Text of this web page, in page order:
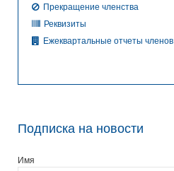
Прекращение членства
Реквизиты
Ежеквартальные отчеты членов
Подписка на новости
Имя